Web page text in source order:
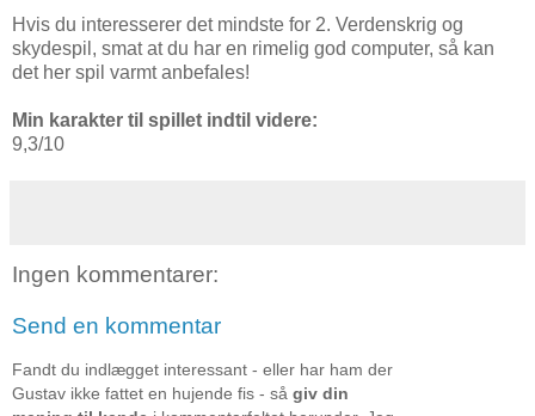
Hvis du interesserer det mindste for 2. Verdenskrig og
skydespil, smat at du har en rimelig god computer, så kan
det her spil varmt anbefales!
Min karakter til spillet indtil videre:
9,3/10
Ingen kommentarer:
Send en kommentar
Fandt du indlægget interessant - eller har ham der
Gustav ikke fattet en hujende fis - så giv din